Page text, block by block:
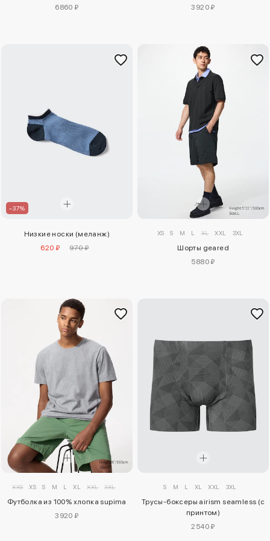
6860 ₽ 3920 ₽
–37%
Низкие носки (меланж)
620 ₽
970 ₽
XS S M L XL XXL 3XL
Шорты geared
5880 ₽
XXS XS S M L XL XXL 3XL
Футболка из 100% хлопка supima
3920 ₽
S M L XL XXL 3XL
Трусы-боксеры airism seamless (с
принтом)
2540 ₽